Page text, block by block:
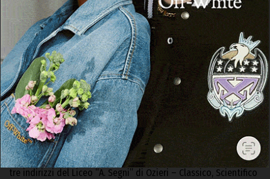
OZIERI
Gli studenti del Liceo Segni di Ozieri
diventano apicoltori grazie al progetto
“Aristeo”
22 Giugno 2023, 15:11
OZIERI. Un’interessante iniziativa ha coinvolto gli studenti dei
tre indirizzi del Liceo “A. Segni” di Ozieri – Classico, Scientifico